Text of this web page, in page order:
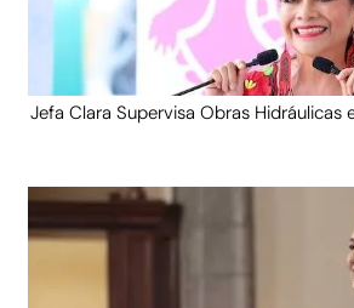
Jefa Clara Supervisa Obras Hidráulicas